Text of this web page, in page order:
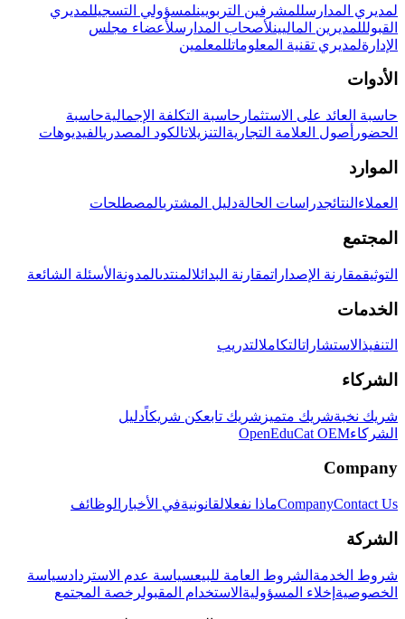
لمديري المدارسللمشرفين التربويينلمسؤولي التسجيللمديري
القبولللمديرين الماليينلأصحاب المدارسلأعضاء مجلس
الإدارةلمديري تقنية المعلوماتللمعلمين
الأدوات
حاسبة العائد على الاستثمار حاسبة التكلفة الإجماليةحاسبة
الحضور أصول العلامة التجارية التنزيلاتالكود المصدريالفيديوهات
الموارد
العملاء النتائجدراسات الحالةدليل المشتريالمصطلحات
المجتمع
التوثيقمقارنة الإصداراتمقارنة البدائلالمنتدىالمدونة الأسئلة الشائعة
الخدمات
التنفيذ الاستشاراتالتكاملالتدريب
الشركاء
شريك نخبةشريك متميز شريك تابعكن شريكاًدليل
الشركاءOpenEduCat OEM
Company
CompanyContact Us ماذا نفعلالقانونيةفي الأخبار الوظائف
الشركة
شروط الخدمة الشروط العامة للبيعسياسة عدم الاستردادسياسة
الخصوصية إخلاء المسؤولية الاستخدام المقبولرخصة المجتمع